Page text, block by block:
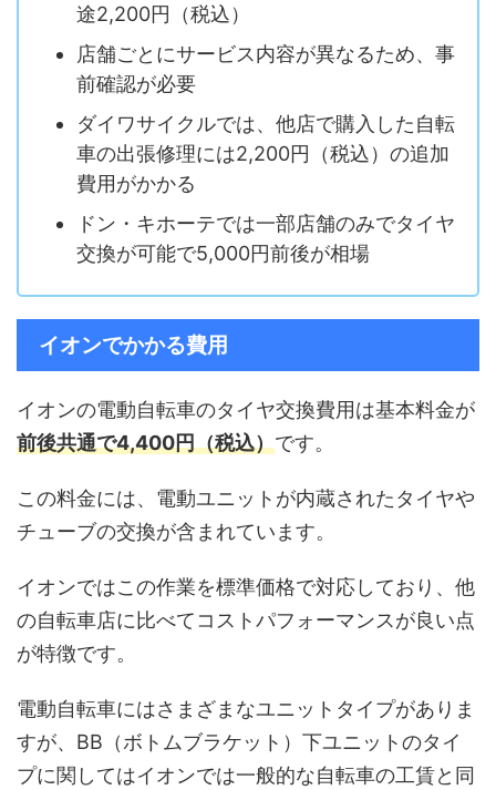
途2,200円（税込）
店舗ごとにサービス内容が異なるため、事
前確認が必要
ダイワサイクルでは、他店で購入した自転
車の出張修理には2,200円（税込）の追加
費用がかかる
ドン・キホーテでは一部店舗のみでタイヤ
交換が可能で5,000円前後が相場
イオンでかかる費用
イオンの電動自転車のタイヤ交換費用は基本料金が
前後共通で4,400円（税込）です。
この料金には、電動ユニットが内蔵されたタイヤや
チューブの交換が含まれています。
イオンではこの作業を標準価格で対応しており、他
の自転車店に比べてコストパフォーマンスが良い点
が特徴です。
電動自転車にはさまざまなユニットタイプがありま
すが、BB（ボトムブラケット）下ユニットのタイ
プに関してはイオンでは一般的な自転車の工賃と同